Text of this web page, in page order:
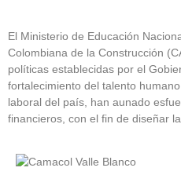
El Ministerio de Educación
Colombiana de la Construcción
políticas establecidas por el
fortalecimiento del talento
laboral del país, han aunado
financieros, con el fin de diseñar